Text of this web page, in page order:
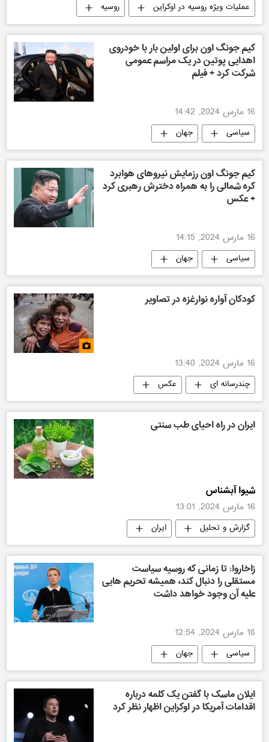
عملیات ویژه روسیه در اوکراین
روسیه
اوکراین
کیم جونگ اون برای اولین بار با خودروی
اهدایی پوتین در یک مراسم عمومی
شرکت کرد + فیلم
16 مارس 2024, 14:42
سیاسی جهان
کیم جونگ اون رزمایش نیروهای هوابرد
کره شمالی را به همراه دخترش رهبری کرد
+ عکس
16 مارس 2024, 14:15
سیاسی جهان
کودکان آواره نوارغزه در تصاویر
16 مارس 2024, 13:40
چندرسانه ای عکس
ایران در راه احیای طب سنتی
شیوا آبشناس
16 مارس 2024, 13:01
گزارش و تحلیل ایران
زاخاروا: تا زمانی که روسیه سیاست
مستقلی را دنبال کند، همیشه تحریم هایی
علیه آن وجود خواهد داشت
16 مارس 2024, 12:54
سیاسی جهان
ایلان ماسک با گفتن یک کلمه درباره
اقدامات آمریکا در اوکراین اظهار نظر کرد